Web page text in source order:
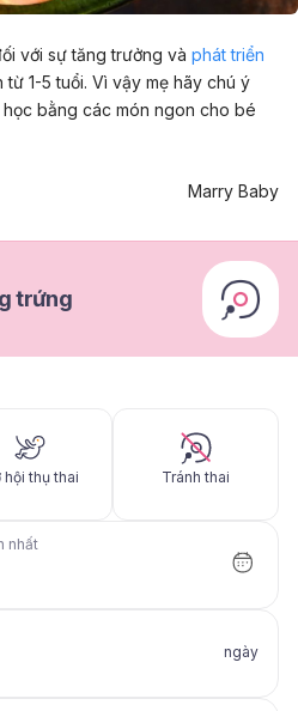
với sự tăng trưởng và phát triển
1-5 tuổi. Vì vậy mẹ hãy chú ý
bằng các món ngon cho bé
Marry Baby
trứng
hội thụ thai Tránh thai
nhất
ngày